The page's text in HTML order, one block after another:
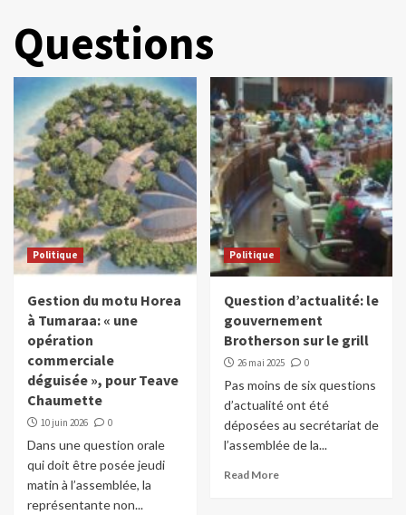
Questions
Politique
Gestion du motu Horea
à Tumaraa: « une
opération
commerciale
déguisée », pour Teave
Chaumette
10 juin 2026 0
Dans une question orale
qui doit être posée jeudi
matin à l’assemblée, la
représentante non...
Politique
Question d’actualité: le
gouvernement
Brotherson sur le grill
26 mai 2025 0
Pas moins de six questions
d’actualité ont été
déposées au secrétariat de
l’assemblée de la...
Read More